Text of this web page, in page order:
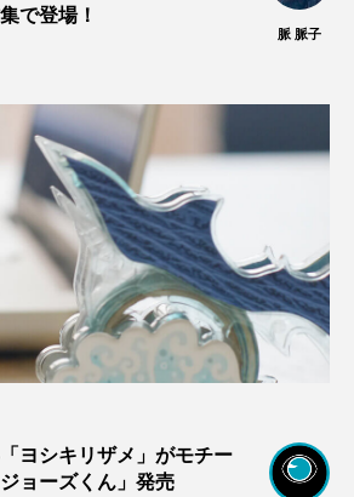
で登場！
脈 脈子
ヨシキリザメ」がモチー
ョーズくん」発売